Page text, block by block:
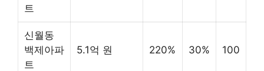
트
신월동
백제아파
트
5.1억 원 220% 30% 100